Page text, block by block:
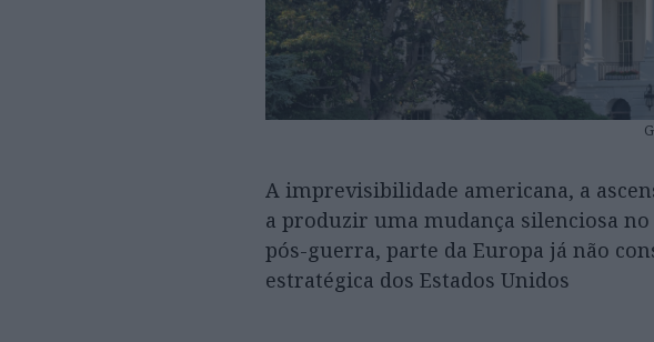
A imprevisibilidade americana, a
a produzir uma mudança silenciosa
pós-guerra, parte da Europa já não
estratégica dos Estados Unidos